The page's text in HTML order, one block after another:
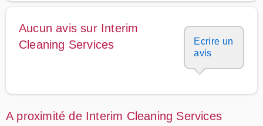
Aucun avis sur Interim
Cleaning Services
Ecrire un
avis
A proximité de Interim Cleaning Services